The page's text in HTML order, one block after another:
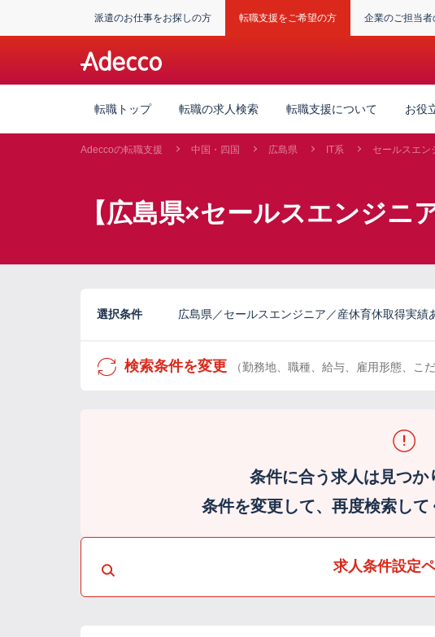
派遣のお仕事をお探しの方 転職支援をご希望の方 企業のご担当者
転職トップ 転職の求人検索 転職支援について お役
Adeccoの転職支援 中国・四国 広島県 IT系 セールスエン
【広島県×セールスエンジニ
選択条件 広島県／セールスエンジニア／産休育休取得実績
検索条件を変更 （勤務地、職種、給与、雇用形態、こ
条件に合う求人は見つか
条件を変更して、再度検索して
求人条件設定